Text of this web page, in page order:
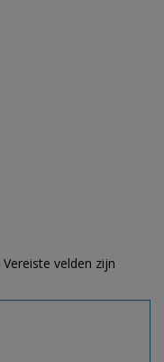
Vereiste velden zijn